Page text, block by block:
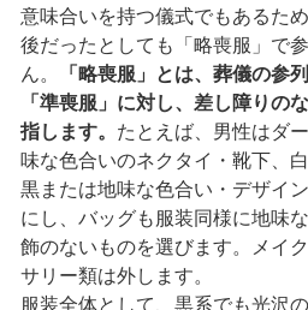
意味合いを持つ儀式でもあるた
後だったとしても「略喪服」で
ん。
「略喪服」とは、葬儀の参
「準喪服」に対し、差し障りの
指します。 たとえば、男性はダ
味な色合いのネクタイ・靴下、
黒または地味な色合い・デザイ
にし、バッグも服装同様に地味
飾のないものを選びます。メイ
サリー類は外します。
服装全体として、黒系でも光沢